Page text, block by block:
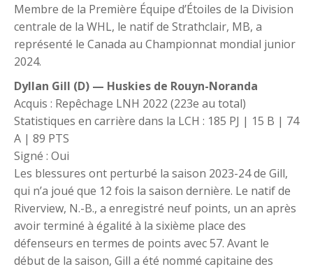
Membre de la Première Équipe d’Étoiles de la Division
centrale de la WHL, le natif de Strathclair, MB, a
représenté le Canada au Championnat mondial junior
2024.
Dyllan Gill (D) — Huskies de Rouyn-Noranda
Acquis : Repêchage LNH 2022 (223e au total)
Statistiques en carrière dans la LCH : 185 PJ | 15 B | 74
A | 89 PTS
Signé : Oui
Les blessures ont perturbé la saison 2023-24 de Gill,
qui n’a joué que 12 fois la saison dernière. Le natif de
Riverview, N.-B., a enregistré neuf points, un an après
avoir terminé à égalité à la sixième place des
défenseurs en termes de points avec 57. Avant le
début de la saison, Gill a été nommé capitaine des